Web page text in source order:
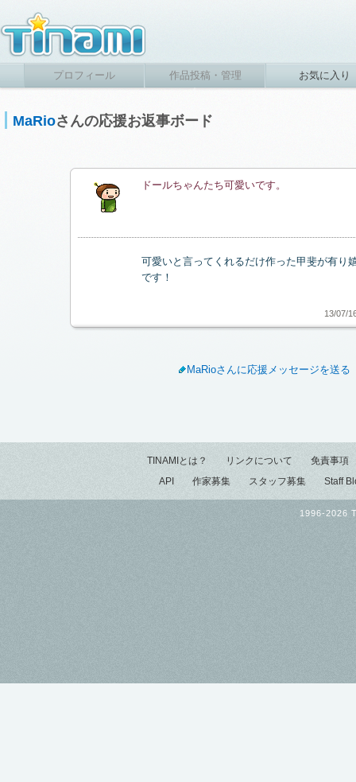
プロフィール 作品投稿・管理 お気に入り
MaRioさんの応援お返事ボード
ドールちゃんたち可愛いです。
可愛いと言ってくれるだけ作った甲斐が有り
です！
13/07/
MaRioさんに応援メッセージを送る
TINAMIとは？ リンクについて
免責事項
API
作家募集 スタッフ募集 Staff
1996-2026